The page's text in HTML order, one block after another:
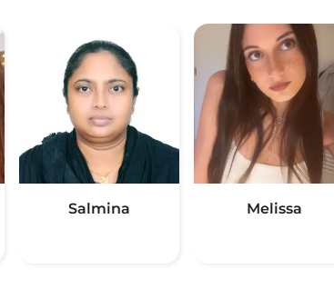
Salmina Melissa